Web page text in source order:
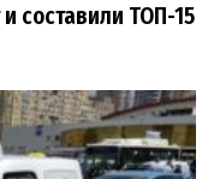
составили ТОП-15